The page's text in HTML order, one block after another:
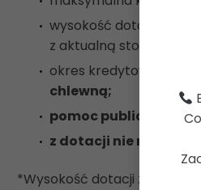
wysokość dotacji to
z aktualną stopą
okres kredytowania
chlewną;
pomoc publiczna
(w
z dotacji nie mogą
*Wysokość dotacji zależna